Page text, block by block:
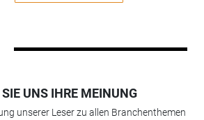
UNS IHRE MEINUNG
unserer Leser zu allen Branchenthemen